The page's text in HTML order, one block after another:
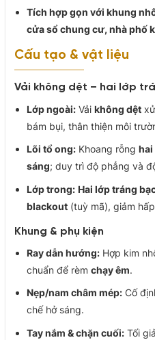
Tích hợp gọn với khung
cửa sổ chung cư, nhà phố
Cấu tạo & vật liệu
Vải không dệt – hai lớp
Lớp ngoài: Vải không dệt
bám bụi, thân thiện môi
Lõi tổ ong: Khoang rỗng hai
sáng; duy trì độ phẳng và
Lớp trong: Hai lớp tráng
blackout (tuỳ mã), giảm
Khung & phụ kiện
Ray dẫn hướng: Hợp kim
chuẩn để rèm chạy êm.
Nẹp/nam châm mép: Cố
chế hở sáng.
Tay nắm & chặn cuối: Tối